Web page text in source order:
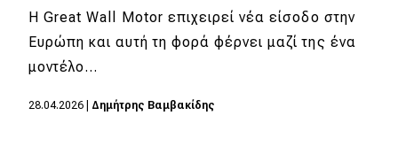
Η Great Wall Motor επιχειρεί νέα είσοδο στην
Ευρώπη και αυτή τη φορά φέρνει μαζί της ένα
μοντέλο…
28.04.2026 Δημήτρης Βαμβακίδης